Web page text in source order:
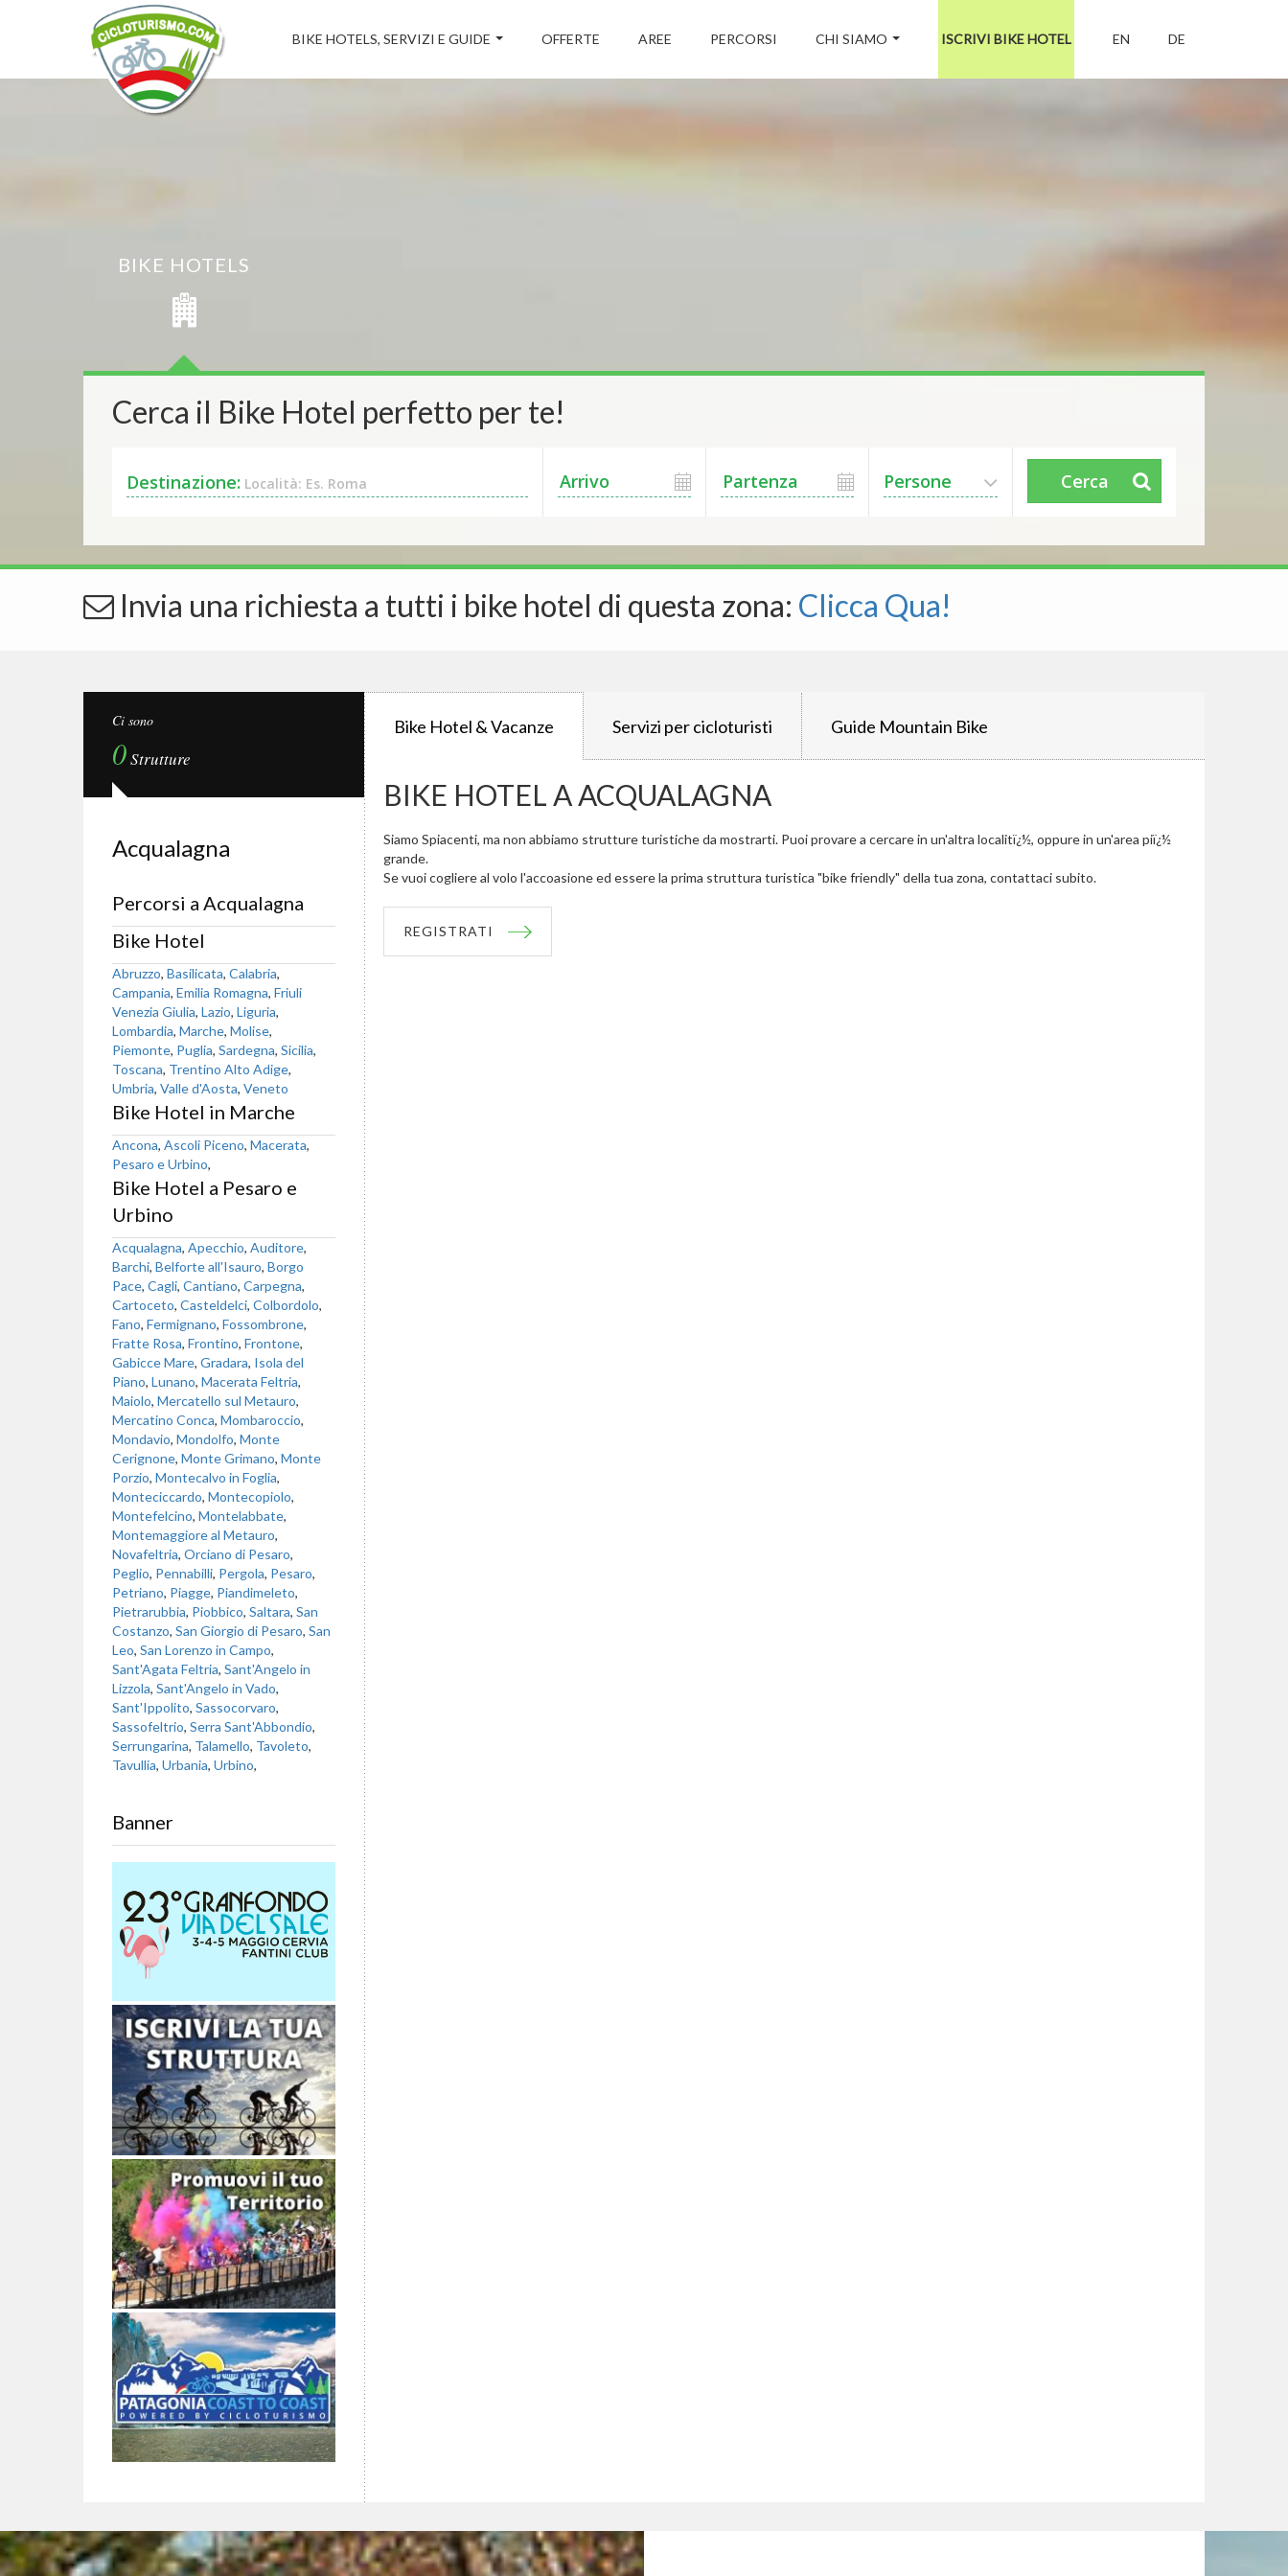
BIKE HOTELS, SERVIZI E GUIDE OFFERTE AREE PERCORSI CHI SIAMO ISCRIVI BIKE HOTEL EN DE
BIKE HOTELS
Cerca il Bike Hotel perfetto per te!
Destinazione: Località: Es. Roma Persone Cerca
Invia una richiesta a tutti i bike hotel di questa zona: Clicca Qua!
Bike Hotel & Vacanze Servizi per cicloturisti Guide Mountain Bike
BIKE HOTEL A ACQUALAGNA
Siamo Spiacenti, ma non abbiamo strutture turistiche da mostrarti. Puoi provare a cercare in un'altra localitï¿½, oppure in un'area piï¿½
grande.
Se vuoi cogliere al volo l'accoasione ed essere la prima struttura turistica "bike friendly" della tua zona, contattaci subito.
REGISTRATI
Ci sono
0Strutture
Acqualagna
Percorsi a Acqualagna
Bike Hotel
Abruzzo, Basilicata, Calabria,
Campania, Emilia Romagna, Friuli
Venezia Giulia, Lazio, Liguria,
Lombardia, Marche, Molise,
Piemonte, Puglia, Sardegna, Sicilia,
Toscana, Trentino Alto Adige,
Umbria, Valle d'Aosta, Veneto
Bike Hotel in Marche
Ancona, Ascoli Piceno, Macerata,
Pesaro e Urbino,
Bike Hotel a Pesaro e
Urbino
Acqualagna, Apecchio, Auditore,
Barchi, Belforte all'Isauro, Borgo
Pace, Cagli, Cantiano, Carpegna,
Cartoceto, Casteldelci, Colbordolo,
Fano, Fermignano, Fossombrone,
Fratte Rosa, Frontino, Frontone,
Gabicce Mare, Gradara, Isola del
Piano, Lunano, Macerata Feltria,
Maiolo, Mercatello sul Metauro,
Mercatino Conca, Mombaroccio,
Mondavio, Mondolfo, Monte
Cerignone, Monte Grimano, Monte
Porzio, Montecalvo in Foglia,
Monteciccardo, Montecopiolo,
Montefelcino, Montelabbate,
Montemaggiore al Metauro,
Novafeltria, Orciano di Pesaro,
Peglio, Pennabilli, Pergola, Pesaro,
Petriano, Piagge, Piandimeleto,
Pietrarubbia, Piobbico, Saltara, San
Costanzo, San Giorgio di Pesaro, San
Leo, San Lorenzo in Campo,
Sant'Agata Feltria, Sant'Angelo in
Lizzola, Sant'Angelo in Vado,
Sant'Ippolito, Sassocorvaro,
Sassofeltrio, Serra Sant'Abbondio,
Serrungarina, Talamello, Tavoleto,
Tavullia, Urbania, Urbino,
Banner